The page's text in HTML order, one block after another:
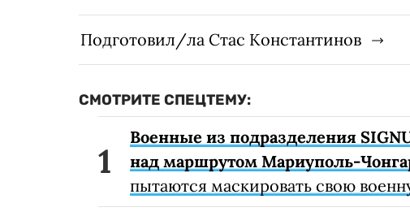
Подготовил/ла Стас Константинов
СМОТРИТЕ СПЕЦТЕМУ:
Военные из подразделения
над маршрутом Мариуполь-
пытаются маскировать свою